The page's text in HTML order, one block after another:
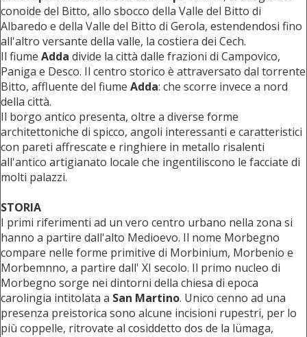
conoide del Bitto, allo sbocco della Valle del Bitto di
Albaredo e della Valle del Bitto di Gerola, estendendosi fino
all'altro versante della valle, la costiera dei Cech.
Il fiume Adda divide la città dalle frazioni di Campovico,
Paniga e Desco. Il centro storico è attraversato dal torrente
Bitto, affluente del fiume Adda: che scorre invece a nord
della città.
Il borgo antico presenta, oltre a diverse forme
architettoniche di spicco, angoli interessanti e caratteristici
con pareti affrescate e ringhiere in metallo risalenti
all'antico artigianato locale che ingentiliscono le facciate di
molti palazzi.
STORIA
I primi riferimenti ad un vero centro urbano nella zona si
hanno a partire dall'alto Medioevo. Il nome Morbegno
compare nelle forme primitive di Morbinium, Morbenio e
Morbemnno, a partire dall' XI secolo. Il primo nucleo di
Morbegno sorge nei dintorni della chiesa di epoca
carolingia intitolata a San Martino. Unico cenno ad una
presenza preistorica sono alcune incisioni rupestri, per lo
più coppelle, ritrovate al cosiddetto dos de la lümaga,